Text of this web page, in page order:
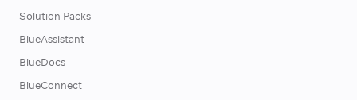
Solution Packs
BlueAssistant
BlueDocs
BlueConnect